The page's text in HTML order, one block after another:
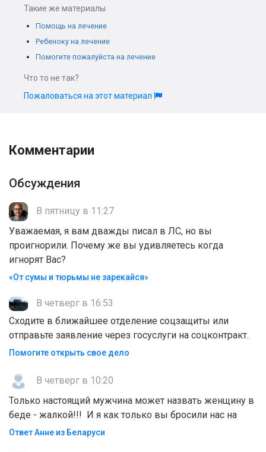
Такие же материалы
Помощь на лечение
Ребеноку на лечение
Помогите пожалуйста на лечение
Что то не так?
Пожаловаться на этот материал
Комментарии
Обсуждения
В пятницу в 11:27
Уважаемая, я вам дважды писал в ЛС, но вы
проигнорили. Почему же вы удивляетесь когда
игнорят Вас?
«От сумы и тюрьмы не зарекайся»
В четверг в 16:53
Сходите в ближайшее отделение соцзащиты или
отправьте заявление через госуслуги на соцконтракт.
Помогите открыть свое дело
В четверг в 10:20
Только настоящий мужчина может назвать женщину в
беде - жалкой!!! И я как только вы бросили нас на
Ответ Анне из Беларуси